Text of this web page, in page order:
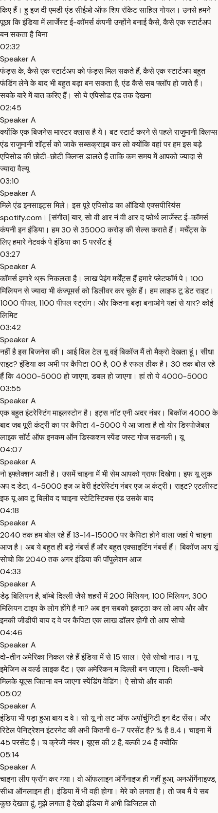
किए हैं। हु इज दी एमडी एंड सीईओ ऑफ शिप रॉकेट साहिल गोयल। उनसे हमने
पूछा कि इंडिया में लार्जेस्ट ई-कॉमर्स कंपनी उन्होंने बनाई कैसे, कैसे एक स्टार्टअप
बन सकता है बिना
02:32
Speaker A
फंड्स के, कैसे एक स्टार्टअप को फंड्स मिल सकते हैं, कैसे एक स्टार्टअप बहुत
फंडिंग लेने के बाद भी बहुत बड़ा बन सकता है, एंड कैसे सब फ्लॉप हो जाते हैं।
सबके बारे में बात करिए हैं। सो ये एपिसोड एंड तक देखना
02:45
Speaker A
क्योंकि एक बिजनेस मास्टर क्लास है ये। बट स्टार्ट करने से पहले राजुमानी क्लिप्स
एंड राजुमानी शॉर्ट्स को जाके सब्सक्राइब कर लो क्योंकि वहां पर हम इस बड़े
एपिसोड की छोटी-छोटी क्लिप्स डालते हैं ताकि कम समय में आपको ज्यादा से
ज्यादा वैल्यू
03:10
Speaker A
मिले एंड इनसाइट्स मिले। इस पूरे एपिसोड का ऑडियो एक्सपीरियंस
spotify.com। [संगीत] यार, सो वी आर नं वी आर द फोर्थ लार्जेस्ट ई-कॉमर्स
कंपनी इन इंडिया। हम 30 से 35000 करोड़ की सेल्स कराते हैं। मर्चेंट्स के
लिए हमारे नेटवर्क पे इंडिया का 5 परसेंट ई
03:27
Speaker A
कॉमर्स हमारे थ्रू निकलता है। लाख पेइंग मर्चेंट्स हैं हमारे प्लेटफॉर्म पे। 100
मिलियन से ज्यादा भी कंज्यूमर्स को डिलीवर कर चुके हैं। हम लाइफ टू डेट राइट।
1000 पीपल, 1100 पीपल स्ट्रांग। और कितना बड़ा बनाओगे यहां से यार? कोई
लिमिट
03:42
Speaker A
नहीं है इस बिजनेस की। आई विल टेल यू वई बिकॉज मैं तो मैक्रो देखता हूं। सीधा
राइट? इंडिया का अभी पर कैपिटा 00 है, 00 है रफल ठीक है। 30 तक बोल रहे
हैं कि 4000-5000 हो जाएगा, डबल हो जाएगा। हां तो ये 4000-5000
03:55
Speaker A
एक बहुत इंटरेस्टिंग माइलस्टोन है। इट्स नॉट एनी अदर नंबर। बिकॉज 4000 के
बाद जब पूरी कंट्री का पर कैपिटा 4-5000 पे आ जाता है तो योर डिस्पोजेबल
लाइक सॉर्ट ऑफ इनकम ऑन डिस्कशन स्पेंड जस्ट गोज सडनली। यू
04:07
Speaker A
नो इफ्लेक्शन आती है। उसमें चाइना में भी सेम आपको ग्राफ दिखेगा। इफ यू लुक
अप द डेटा, 4-5000 इज अ वेरी इंटरेस्टिंग नंबर एज अ कंट्री। राइट? एटलीस्ट
इफ यू आव टू बिलीव द चाइना स्टेटिस्टिक्स एंड उसके बाद
04:18
Speaker A
2040 तक हम बोल रहे हैं 13-14-15000 पर कैपिटा होने वाला जहां पे चाइना
आज है। अब ये बहुत ही बड़े नंबर्स हैं और बहुत एक्साइटिंग नंबर्स हैं। बिकॉज आप यूं
सोचो कि 2040 तक अगर इंडिया की पॉपुलेशन आज
04:33
Speaker A
डेढ़ बिलियन है, बॉम्बे दिल्ली जैसे शहरों में 200 मिलियन, 100 मिलियन, 300
मिलियन टाइप के लोग होंगे है ना? अब इन सबको इकट्ठा कर लो आप और और
इनकी जीडीपी बाय द वे पर कैपिटा एक लाख डॉलर होगी तो आप सोचो
04:46
Speaker A
दो-तीन अमेरिका निकल रहे हैं इंडिया में से 15 साल। ऐसे सोचो नाउ। न यू
इमेजिन अ वर्ल्ड लाइक दैट। एक अमेरिकन म दिल्ली बन जाएगा। दिल्ली-बम्बे
मिलके यूएस जितना बन जाएगा स्पेंडिंग वेंडिंग। ऐ सोचो और बाकी
05:02
Speaker A
इंडिया भी पड़ा हुआ बाय द वे। सो यू नो लट ऑफ अपॉर्चुनिटी इन दैट सेंस। और
रिटेल पेनिट्रेशन इंटरनेट की अभी कितनी 6-7 परसेंट है? % है 8.4। चाइना में
45 परसेंट है। च क्रेजी नंबर। यूएस की 2 है, बल्की 24 है क्योंकि
05:14
Speaker A
चाइना लीप फ्रॉग कर गया। वो ऑफलाइन ऑर्गेनाइज ही नहीं हुआ, अनऑर्गेनाइज्ड,
सीधा ऑनलाइन ही। इंडिया में भी वही होगा। मेरे को लगता है। तो जब मैं ये सब
कुछ देखता हूं, मुझे लगता है देखो इंडिया में अभी डिजिटल तो